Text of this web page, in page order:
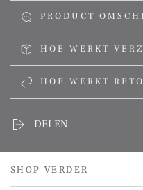
PRODUCT
HOE WERKT
HOE WERKT
DELEN
SHOP VERDER